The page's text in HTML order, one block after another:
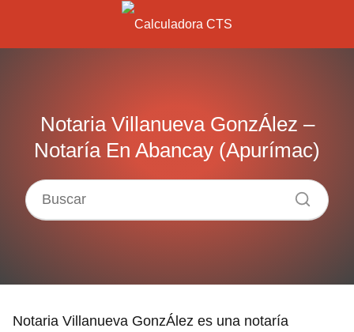
Notaria Villanueva GonzÁlez –
Notaría En Abancay (Apurímac)
Notaria Villanueva GonzÁlez es una notaría